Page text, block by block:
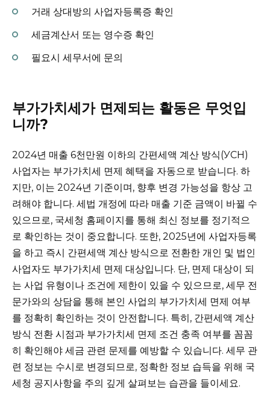
거래 상대방의 사업자등록증 확인
세금계산서 또는 영수증 확인
필요시 세무서에 문의
부가가치세가 면제되는 활동은 무엇입
니까?
2024년 매출 6천만원 이하의 간편세액 계산 방식(УСН)
사업자는 부가가치세 면제 혜택을 자동으로 받습니다. 하
지만, 이는 2024년 기준이며, 향후 변경 가능성을 항상 고
려해야 합니다. 세법 개정에 따라 매출 기준 금액이 바뀔 수
있으므로, 국세청 홈페이지를 통해 최신 정보를 정기적으
로 확인하는 것이 중요합니다. 또한, 2025년에 사업자등록
을 하고 즉시 간편세액 계산 방식으로 전환한 개인 및 법인
사업자도 부가가치세 면제 대상입니다. 단, 면제 대상이 되
는 사업 유형이나 조건에 제한이 있을 수 있으므로, 세무 전
문가와의 상담을 통해 본인 사업의 부가가치세 면제 여부
를 정확히 확인하는 것이 안전합니다. 특히, 간편세액 계산
방식 전환 시점과 부가가치세 면제 조건 충족 여부를 꼼꼼
히 확인해야 세금 관련 문제를 예방할 수 있습니다. 세무 관
련 정보는 수시로 변경되므로, 정확한 정보 습득을 위해 국
세청 공지사항을 주의 깊게 살펴보는 습관을 들이세요.